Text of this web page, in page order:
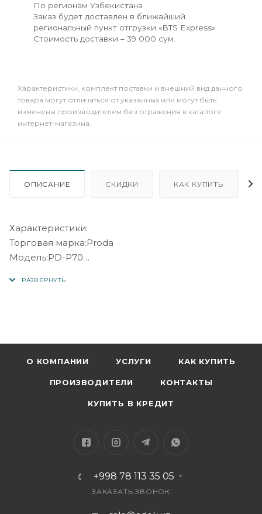
По регионам Узбекистана
Заказ будет доставлен в ближайший
региональный пункт отгрузки «BTS Express»
Стоимость доставки – 39 000 сум.
Xарактеристики, комплект поставки и внешний вид данного
товара могут отличаться от указанных или могут быть
изменены производителем без отражения в каталоге
интернет-магазина.
ОПИСАНИЕ СКИДКИ КАК КУПИТЬ
Характеристики:
Торговая марка:Proda
Модель:PD-P70
Выходное напряжение:DC5V-2A
Порты вывода:USB * 2
Размер:140 * 68 * 28 5 мм
О КОМПАНИИ УСЛУГИ КАК КУПИТЬ
ПРОИЗВОДИТЕЛИ КОНТАКТЫ
КУПИТЬ В КРЕДИТ
+998 78 113 35 05
ЗАКАЗАТЬ ЗВОНОК